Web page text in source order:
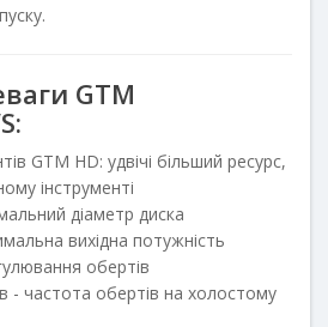
GTM
GTM HD: удвічі більший ресурс,
інструменті
діаметр диска
вихідна потужність
обертів
- частота обертів на холостому